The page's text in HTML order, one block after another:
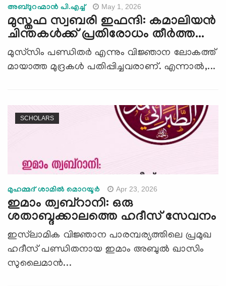
അബ്ദുറഹ്മാന്‍ പി.എച്ച് May 1, 2026
മുസ്തഫ സ്വബരി ഇഫന്ദി: കമാലിയൻ
ചിന്തകള്‍ക്ക് പ്രതിരോധം തീർത്ത...
മുസ്‍സിം പണ്ഡിതർ എന്നും വിജ്ഞാന ലോകത്ത്
മായാത്ത മുദ്രകൾ പതിപ്പിച്ചവരാണ്. എന്നാൽ,...
SCHOLARS
മുഹമ്മദ് ശാമില്‍ മൊറയൂര്‍ Apr 23, 2026
ഇമാം ത്വബ്റാനി: ഒരു
ശതാബ്ദക്കാലത്തെ ഹദീസ് സേവനം
ഇസ്‌ലാമിക വിജ്ഞാന പാരമ്പര്യത്തിലെ പ്രമുഖ
ഹദീസ് പണ്ഡിതനായ ഇമാം അബുൽ ഖാസിം
സുലൈമാൻ...